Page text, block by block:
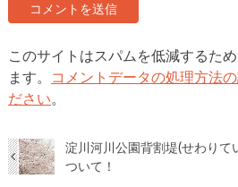
このサイトはスパムを低減するた
ます。
コメントデータの処理方法
ださい。
淀川河川公園背割堤(せわりて
ついて！